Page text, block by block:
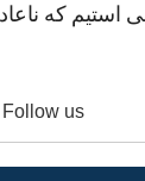
استیم که
Follow us